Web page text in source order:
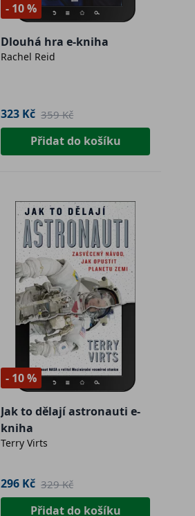
- 10 %
Dlouhá hra e-kniha
Rachel Reid
323 Kč 359 Kč
Přidat do košíku
- 10 %
Jak to dělají astronauti e-
kniha
Terry Virts
296 Kč 329 Kč
Přidat do košíku